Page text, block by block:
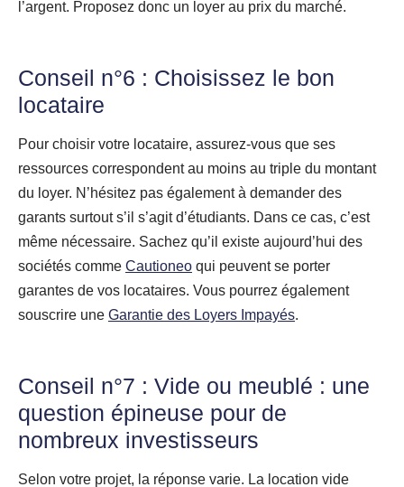
l’argent. Proposez donc un loyer au prix du marché.
Conseil n°6 : Choisissez le bon
locataire
Pour choisir votre locataire, assurez-vous que ses
ressources correspondent au moins au triple du montant
du loyer. N’hésitez pas également à demander des
garants surtout s’il s’agit d’étudiants. Dans ce cas, c’est
même nécessaire. Sachez qu’il existe aujourd’hui des
sociétés comme Cautioneo qui peuvent se porter
garantes de vos locataires. Vous pourrez également
souscrire une Garantie des Loyers Impayés.
Conseil n°7 : Vide ou meublé : une
question épineuse pour de
nombreux investisseurs
Selon votre projet, la réponse varie. La location vide